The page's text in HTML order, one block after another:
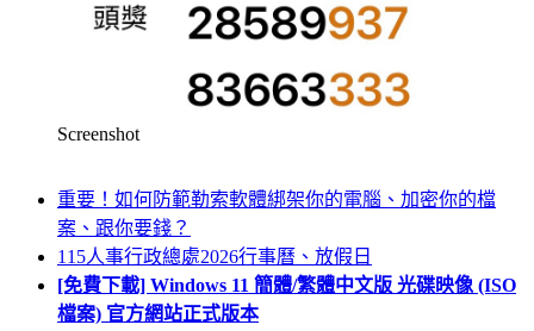
Screenshot
重要！如何防範勒索軟體綁架你的電腦、加密你的檔
案、跟你要錢？
115人事行政總處2026行事曆、放假日
[免費下載] Windows 11 簡體/繁體中文版 光碟映像 (ISO
檔案) 官方網站正式版本